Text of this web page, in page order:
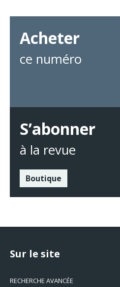
Acheter
ce numéro
S’abonner
à la revue
Boutique
Sur le site
RECHERCHE AVANCÉE